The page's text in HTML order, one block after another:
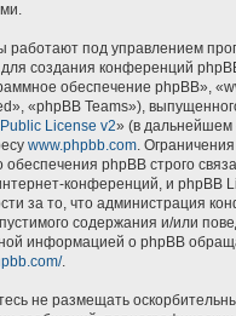
под управлением
создания конференций
обеспечение phpBB»,
«phpBB Teams»),
License v2» (в дальнейшем
www.phpbb.com.
обеспечения phpBB строго
конференций, и phpBB
за то, что администрация
содержания и/или
информацией о phpBB
.
не размещать